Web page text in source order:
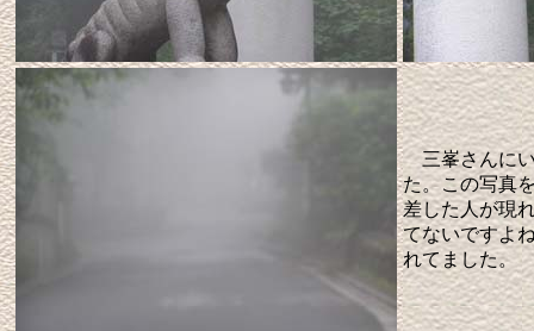
三峯さんにい
た。この写真
差した人が現
てないですよ
れてました。